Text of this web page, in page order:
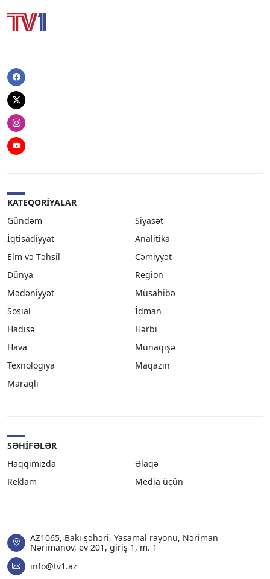
Facebook
Twitter
Instagram
Youtube
KATEQORIYALAR
Gündəm
Siyasət
İqtisadiyyat
Analitika
Elm və Təhsil
Cəmiyyət
Dünya
Region
Mədəniyyət
Müsahibə
Sosial
İdman
Hadisə
Hərbi
Hava
Münaqişə
Texnologiya
Maqazin
Maraqlı
SƏHIFƏLƏR
Haqqımızda
Əlaqə
Reklam
Media üçün
AZ1065, Bakı şəhəri, Yasamal rayonu, Nəriman
Nərimanov, ev 201, giriş 1, m. 1
info@tv1.az